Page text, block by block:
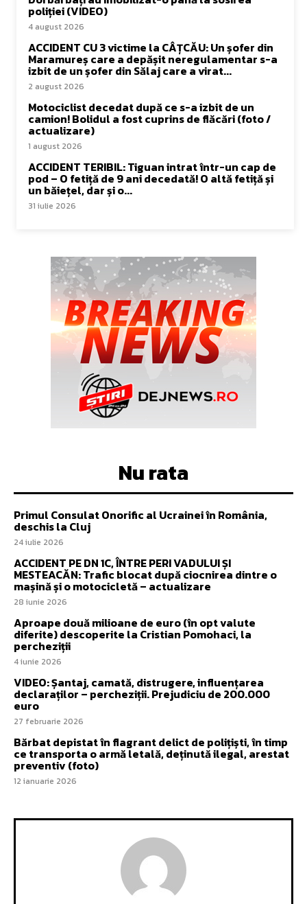
poliției (VIDEO)
4 august 2026
ACCIDENT CU 3 victime la CÂȚCĂU: Un șofer din
Maramureș care a depășit neregulamentar s-a
izbit de un șofer din Sălaj care a virat...
2 august 2026
Motociclist decedat după ce s-a izbit de un
camion! Bolidul a fost cuprins de flăcări (foto /
actualizare)
1 august 2026
ACCIDENT TERIBIL: Tiguan intrat într-un cap de
pod – O fetiță de 9 ani decedată! O altă fetiță și
un băiețel, dar și o...
31 iulie 2026
Nu rata
Primul Consulat Onorific al Ucrainei în România,
deschis la Cluj
24 iulie 2026
ACCIDENT PE DN 1C, ÎNTRE PERI VADULUI ȘI
MESTEACĂN: Trafic blocat după ciocnirea dintre o
mașină și o motocicletă – actualizare
28 iunie 2026
Aproape două milioane de euro (în opt valute
diferite) descoperite la Cristian Pomohaci, la
percheziții
4 iunie 2026
VIDEO: Șantaj, camată, distrugere, influențarea
declaraților – percheziții. Prejudiciu de 200.000
euro
27 februarie 2026
Bărbat depistat în flagrant delict de polițiști, în timp
ce transporta o armă letală, deținută ilegal, arestat
preventiv (foto)
12 ianuarie 2026